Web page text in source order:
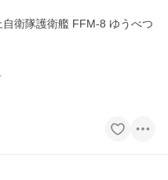
衛隊護衛艦 FFM-8 ゆうべつ